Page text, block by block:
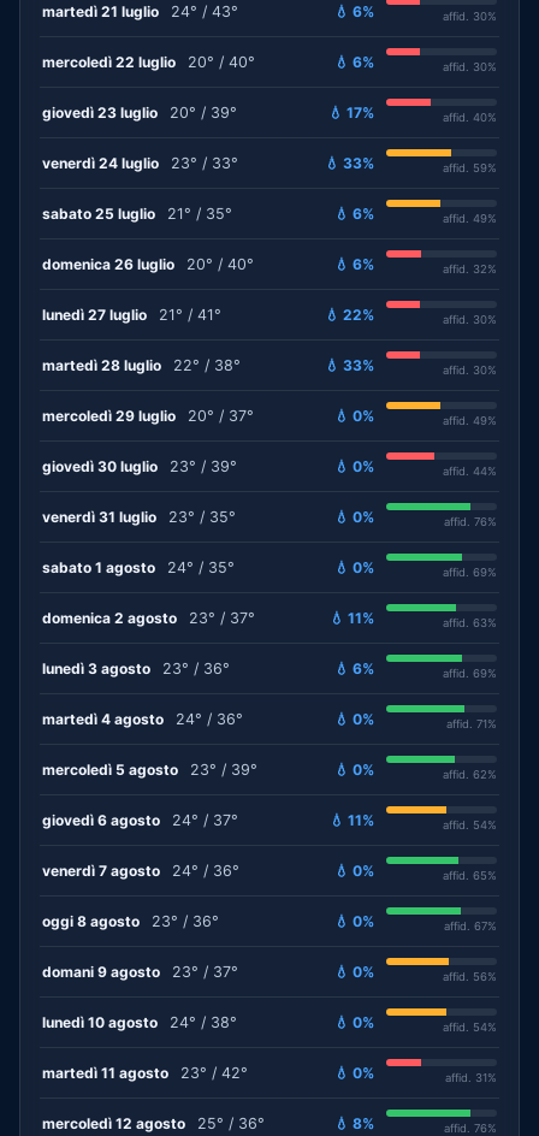
martedì 21 luglio 24° / 43° 💧 6% affid. 30%
mercoledì 22 luglio 20° / 40° 💧 6% affid. 30%
giovedì 23 luglio 20° / 39° 💧 17% affid. 40%
venerdì 24 luglio 23° / 33° 💧 33% affid. 59%
sabato 25 luglio 21° / 35° 💧 6% affid. 49%
domenica 26 luglio 20° / 40° 💧 6% affid. 32%
lunedì 27 luglio 21° / 41° 💧 22% affid. 30%
martedì 28 luglio 22° / 38° 💧 33% affid. 30%
mercoledì 29 luglio 20° / 37° 💧 0% affid. 49%
giovedì 30 luglio 23° / 39° 💧 0% affid. 44%
venerdì 31 luglio 23° / 35° 💧 0% affid. 76%
sabato 1 agosto 24° / 35° 💧 0% affid. 69%
domenica 2 agosto 23° / 37° 💧 11% affid. 63%
lunedì 3 agosto 23° / 36° 💧 6% affid. 69%
martedì 4 agosto 24° / 36° 💧 0% affid. 71%
mercoledì 5 agosto 23° / 39° 💧 0% affid. 62%
giovedì 6 agosto 24° / 37° 💧 11% affid. 54%
venerdì 7 agosto 24° / 36° 💧 0% affid. 65%
oggi 8 agosto 23° / 36° 💧 0% affid. 67%
domani 9 agosto 23° / 37° 💧 0% affid. 56%
lunedì 10 agosto 24° / 38° 💧 0% affid. 54%
martedì 11 agosto 23° / 42° 💧 0% affid. 31%
mercoledì 12 agosto 25° / 36° 💧 8% affid. 76%